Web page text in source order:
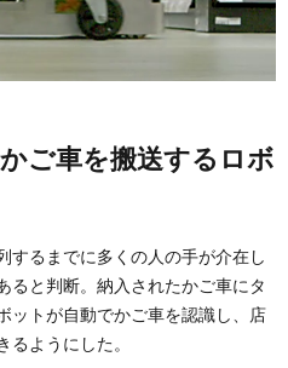
するまでに多くの人の手が介在し
ると判断。納入されたかご車にタ
ットが自動でかご車を認識し、店
ようにした。